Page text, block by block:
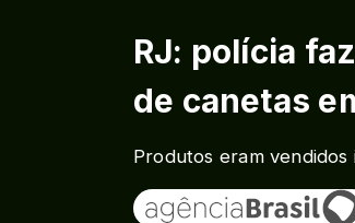
RJ: polícia
de canetas
Produtos eram